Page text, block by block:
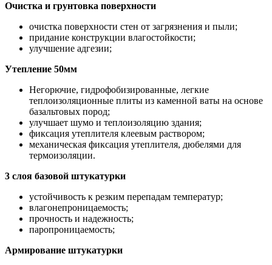
Очистка и грунтовка поверхности
очистка поверхности стен от загрязнения и пыли;
придание конструкции влагостойкости;
улучшение адгезии;
Утепление 50мм
Негорючие, гидрофобизированные, легкие
теплоизоляционные плиты из каменной ваты на основе
базальтовых пород;
улучшает шумо и теплоизоляцию здания;
фиксация утеплителя клеевым раствором;
механическая фиксация утеплителя, дюбелями для
термоизоляции.
3 слоя базовой штукатурки
устойчивость к резким перепадам температур;
влагонепроницаемость;
прочность и надежность;
паропроницаемость;
Армирование штукатурки